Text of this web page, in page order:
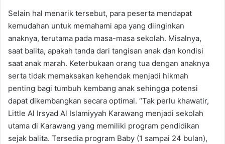
Selain hal menarik tersebut, para peserta mendapat
kemudahan untuk memahami apa yang diinginkan
anaknya, terutama pada masa-masa sekolah. Misalnya,
saat balita, apakah tanda dari tangisan anak dan kondisi
saat anak marah. Keterbukaan orang tua dengan anaknya
serta tidak memaksakan kehendak menjadi hikmah
penting bagi tumbuh kembang anak sehingga potensi
dapat dikembangkan secara optimal. “Tak perlu khawatir,
Little Al Irsyad Al Islamiyyah Karawang menjadi sekolah
utama di Karawang yang memiliki program pendidikan
sejak balita. Tersedia program Baby (1 sampai 24 bulan),